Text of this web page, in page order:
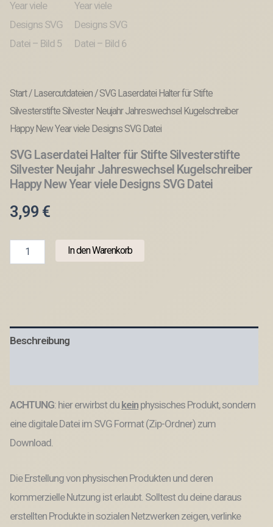
Start/Lasercutdateien/ SVG Laserdatei Halter für Stifte
Silvesterstifte Silvester Neujahr Jahreswechsel Kugelschreiber
Happy New Year viele Designs SVG Datei
SVG Laserdatei Halter für Stifte Silvesterstifte
Silvester Neujahr Jahreswechsel Kugelschreiber
Happy New Year viele Designs SVG Datei
3,99 €
Laserdatei
Neujahr
Jahreswechsel
viele
SVG
Datei
In den Warenkorb
Beschreibung
ACHTUNG: hier erwirbst du kein physisches Produkt, sondern
eine digitale Datei im SVG Format (Zip-Ordner) zum
Download.
Die Erstellung von physischen Produkten und deren
kommerzielle Nutzung ist erlaubt. Solltest du deine daraus
erstellten Produkte in sozialen Netzwerken zeigen, verlinke